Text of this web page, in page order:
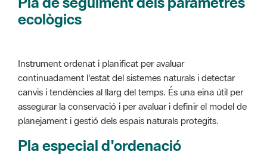
Instrument ordenat i planificat per avaluar
assegurar la conservació i per avaluar i definir el model de
planejament i gestió dels espais naturals protegits.
Pla especial d'ordenació
Instrument de planificació urbanístic